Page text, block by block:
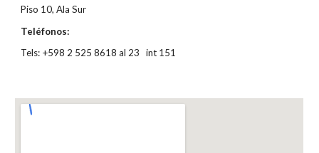
Piso 10, Ala Sur
Teléfonos:
Tels: +598 2 525 8618 al 23 int 151